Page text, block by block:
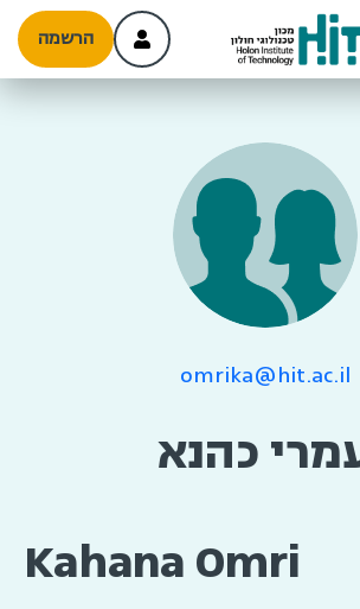
הרשמה
omrika@hit.ac.il
כהנא
Kahana Omri